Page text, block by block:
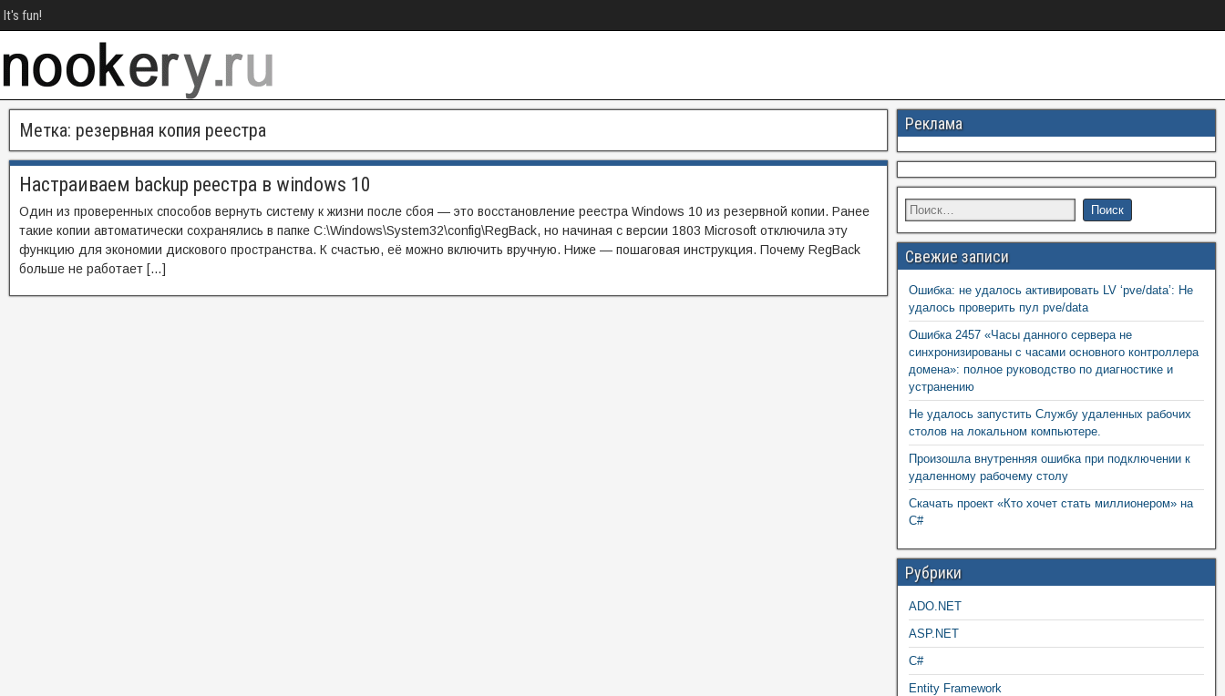
It's fun!
Метка: резервная копия реестра
Настраиваем backup реестра в windows 10
Один из проверенных способов вернуть систему к жизни после сбоя — это восстановление реестра Windows 10 из резервной копии. Ранее
такие копии автоматически сохранялись в папке C:\Windows\System32\config\RegBack, но начиная с версии 1803 Microsoft отключила эту
функцию для экономии дискового пространства. К счастью, её можно включить вручную. Ниже — пошаговая инструкция. Почему RegBack
больше не работает […]
Реклама
Свежие записи
Ошибка: не удалось активировать LV ‘pve/data’: Не
удалось проверить пул pve/data
Ошибка 2457 «Часы данного сервера не
синхронизированы с часами основного контроллера
домена»: полное руководство по диагностике и
устранению
Не удалось запустить Службу удаленных рабочих
столов на локальном компьютере.
Произошла внутренняя ошибка при подключении к
удаленному рабочему столу
Скачать проект «Кто хочет стать миллионером» на
C#
Рубрики
ADO.NET
ASP.NET
C#
Entity Framework